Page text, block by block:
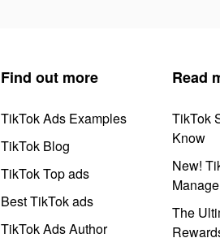
Find out more
TikTok Ads Examples
TikTok Blog
TikTok Top ads
Best TikTok ads
TikTok Ads Author
Read
TikTok
Know
New!
The